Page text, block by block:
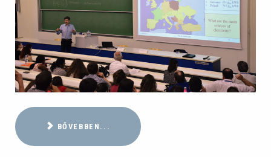
BŐVEBBEN...